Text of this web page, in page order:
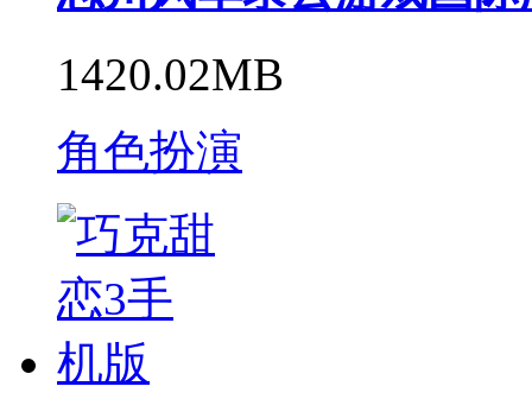
1420.02MB
角色扮演